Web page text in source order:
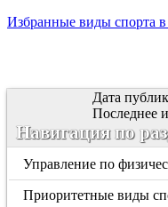
Избранные виды спорта в
Дата
Последнее
Навигация по
Управление по
Приоритетные виды